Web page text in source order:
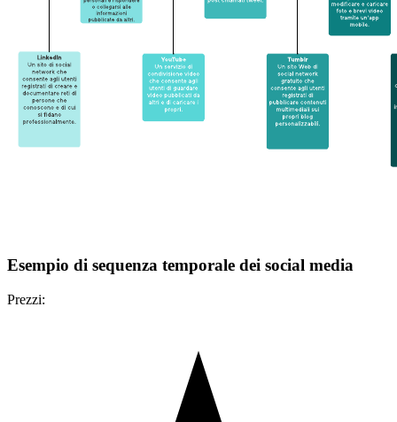
Esempio di sequenza temporale dei social media
Prezzi: